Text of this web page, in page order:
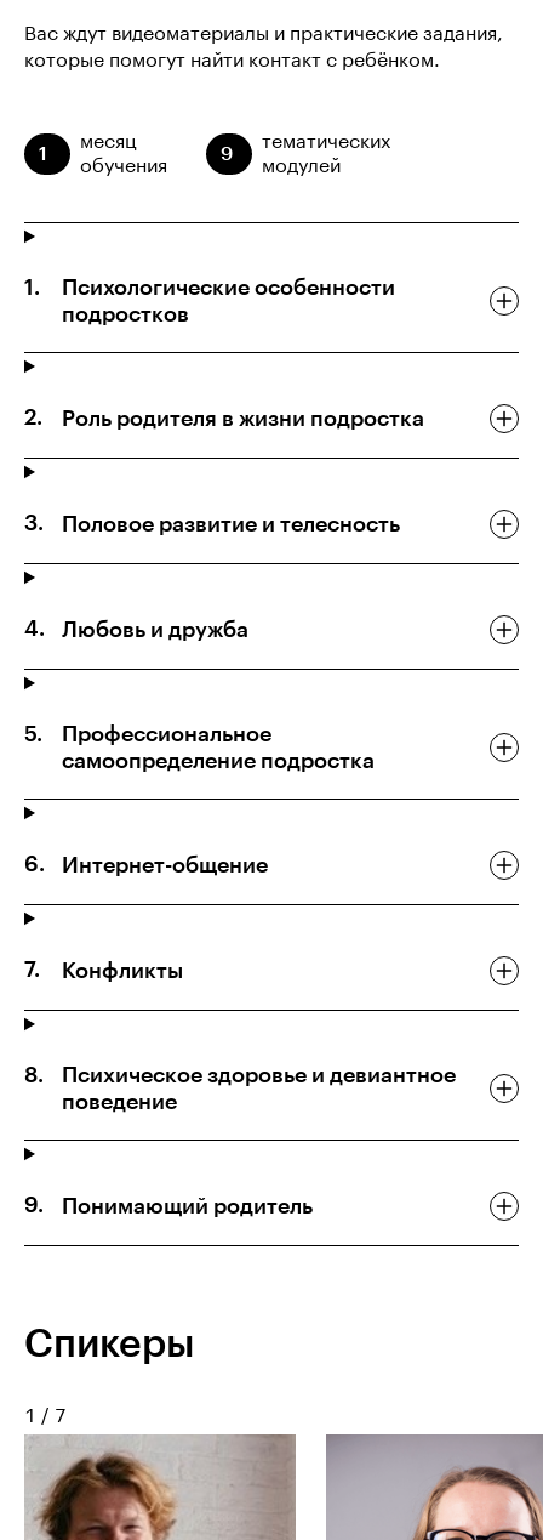
Вас ждут видеоматериалы и практические задания,
которые помогут найти контакт с ребёнком.
1
месяц
обучения
9
тематических
модулей
Психологические особенности
подростков
Роль родителя в жизни подростка
Половое развитие и телесность
Любовь и дружба
Профессиональное
самоопределение подростка
Интернет-общение
Конфликты
Психическое здоровье и девиантное
поведение
Понимающий родитель
Спикеры
1 / 7